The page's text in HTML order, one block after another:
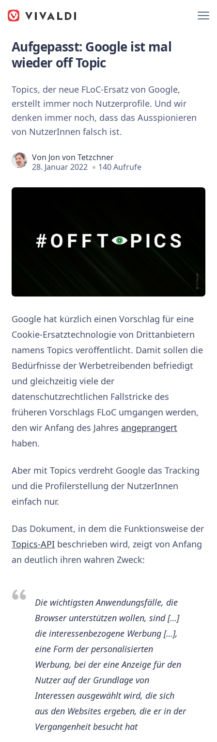
Aufgepasst: Google ist mal
wieder off Topic
Topics, der neue FLoC-Ersatz von Google,
erstellt immer noch Nutzerprofile. Und wir
denken immer noch, dass das Ausspionieren
von NutzerInnen falsch ist.
Von Jon von Tetzchner
28. Januar 2022
140 Aufrufe
Google hat kürzlich einen Vorschlag für eine
Cookie-Ersatztechnologie von Drittanbietern
namens Topics veröffentlicht. Damit sollen die
Bedürfnisse der Werbetreibenden befriedigt
und gleichzeitig viele der
datenschutzrechtlichen Fallstricke des
früheren Vorschlags FLoC umgangen werden,
den wir Anfang des Jahres angeprangert
haben.
Aber mit Topics verdreht Google das Tracking
und die Profilerstellung der NutzerInnen
einfach nur.
Das Dokument, in dem die Funktionsweise der
Topics-API beschrieben wird, zeigt von Anfang
an deutlich ihren wahren Zweck:
Die wichtigsten Anwendungsfälle, die
Browser unterstützen wollen, sind […]
die interessenbezogene Werbung […],
eine Form der personalisierten
Werbung, bei der eine Anzeige für den
Nutzer auf der Grundlage von
Interessen ausgewählt wird, die sich
aus den Websites ergeben, die er in der
Vergangenheit besucht hat